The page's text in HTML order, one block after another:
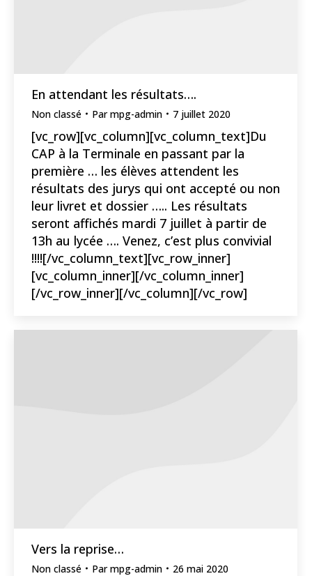
En attendant les résultats….
Non classé Parmpg-admin 7 juillet 2020
[vc_row][vc_column][vc_column_text]Du
CAP à la Terminale en passant par la
première … les élèves attendent les
résultats des jurys qui ont accepté ou non
leur livret et dossier ….. Les résultats
seront affichés mardi 7 juillet à partir de
13h au lycée …. Venez, c’est plus convivial
!!!![/vc_column_text][vc_row_inner]
[vc_column_inner][/vc_column_inner]
[/vc_row_inner][/vc_column][/vc_row]
Vers la reprise…
Non classé Parmpg-admin 26 mai 2020